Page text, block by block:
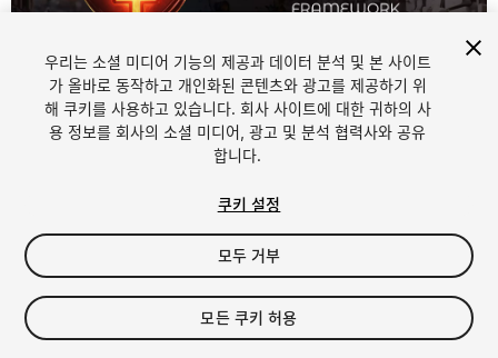
1/ 6
$15
세금/부가세는 결제 시 반영됩니다.
우리는 소셜 미디어 기능의 제공과 데이터 분석 및 본 사이트
가 올바로 동작하고 개인화된 콘텐츠와 광고를 제공하기 위
해 쿠키를 사용하고 있습니다. 회사 사이트에 대한 귀하의 사
용 정보를 회사의 소셜 미디어, 광고 및 분석 협력사와 공유
합니다.
쿠키 설정
모두 거부
모든 쿠키 허용